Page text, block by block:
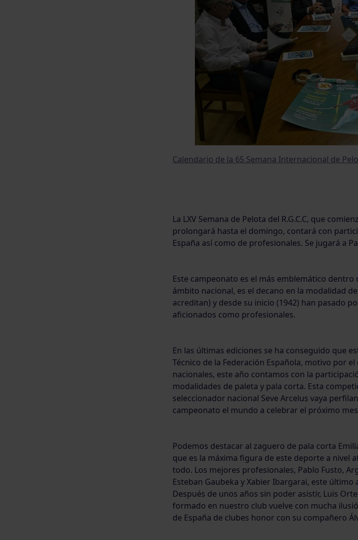
Calendario de la 65 Semana Internacional de
La LXV Semana de Pelota del R.G.C.C, que
prolongará hasta el domingo, contará con
España así como de profesionales. Se jugará a
Este campeonato es el más emblemático
ámbito nacional, es el decano en la modalidad
acreditan) y desde su inicio (1942) han pasado
aficionados como profesionales.
En las últimas ediciones se ha conseguido que
Técnico de la Federación Española, motivo por
nacionales, este año contamos con la
modalidades de paleta y pala corta. Esta
seleccionador nacional Seve Arcelus vaya
campeonato el mundo a celebrar el próximo
Podemos destacar al zaguero de pala corta
que es la máxima figura de este deporte a nivel
todo. Los mejores profesionales, Pablo Fusto,
Esteban Gaubeka y Xabier Ibargarai, este último
Después de unos años sin poder asistir, Luis
formado en nuestro club vuelve con mucha
de España de clubes honor con su compañero